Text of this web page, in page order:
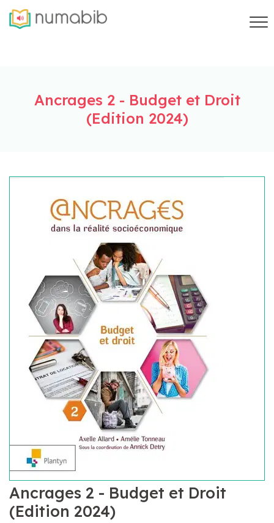
Ancrages 2 - Budget et Droit
(Edition 2024)
Ancrages 2 - Budget et Droit
(Edition 2024)